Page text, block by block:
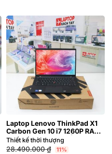
Laptop Lenovo ThinkPad X1
Carbon Gen 10 i7 1260P RAM
16GB FHD Cảm ứng | Hàng
xách tay 99%
Thiết kế thời thượng
28.490.000₫ 11%